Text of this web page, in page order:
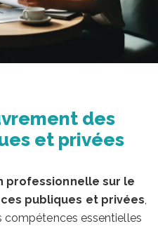
des
et privées
professionnelle sur le
publiques et privées,
compétences essentielles